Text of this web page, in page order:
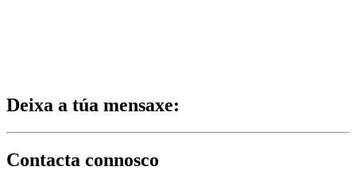
Deixa a túa mensaxe:
Contacta connosco